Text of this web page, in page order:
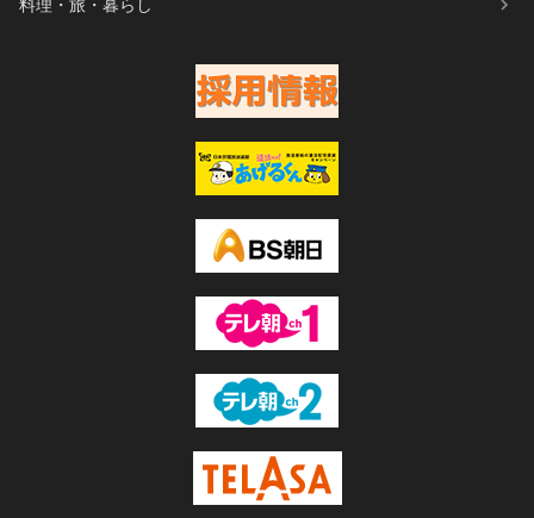
料理・旅・暮らし